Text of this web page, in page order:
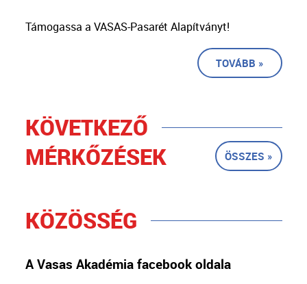
Támogassa a VASAS-Pasarét Alapítványt!
TOVÁBB »
KÖVETKEZŐ
MÉRKŐZÉSEK
ÖSSZES »
KÖZÖSSÉG
A Vasas Akadémia facebook oldala